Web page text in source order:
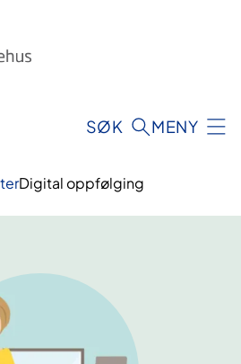
SØK MENY
Digital oppfølging